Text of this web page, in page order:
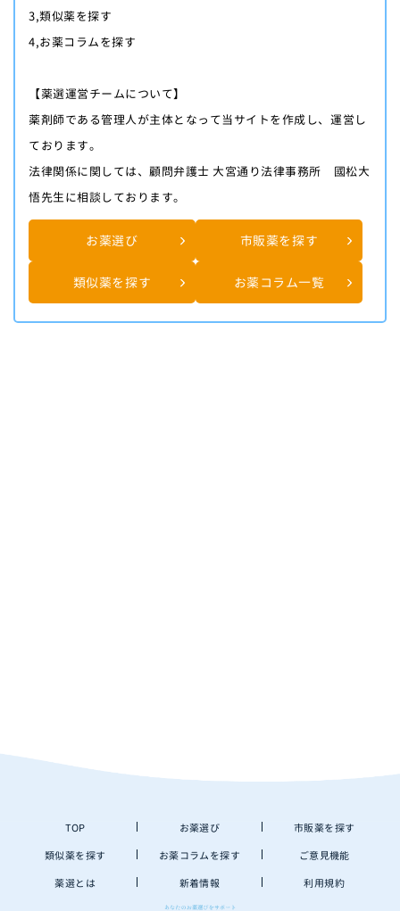
3,類似薬を探す
4,お薬コラムを探す
【薬選運営チームについて】
薬剤師である管理人が主体となって当サイトを作成し、運営し
ております。
法律関係に関しては、顧問弁護士 大宮通り法律事務所 國松大
悟先生に相談しております。
お薬選び 市販薬を探す
類似薬を探す お薬コラム一覧
TOP お薬選び 市販薬を探す
類似薬を探す お薬コラムを探す ご意見機能
薬選とは 新着情報 利用規約